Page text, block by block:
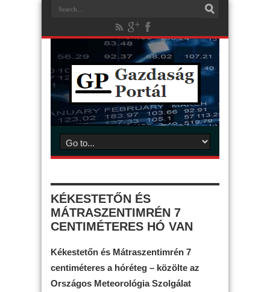
KÉKESTETŐN ÉS
MÁTRASZENTIMRÉN 7
CENTIMÉTERES HÓ VAN
Kékestetőn és Mátraszentimrén 7
centiméteres a hóréteg – közölte az
Országos Meteorológia Szolgálat